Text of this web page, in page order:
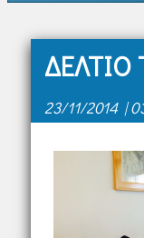
ΔΕΛΤΙΟ
23/11/2014 |